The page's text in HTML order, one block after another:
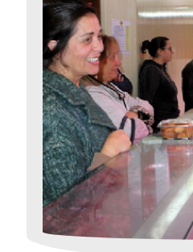
Loja
da
Graça